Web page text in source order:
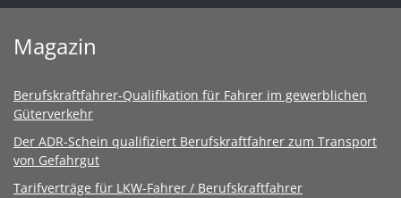
Magazin
Berufskraftfahrer-Qualifikation für Fahrer im gewerblichen
Güterverkehr
Der ADR-Schein qualifiziert Berufskraftfahrer zum Transport
von Gefahrgut
Tarifverträge für LKW-Fahrer / Berufskraftfahrer